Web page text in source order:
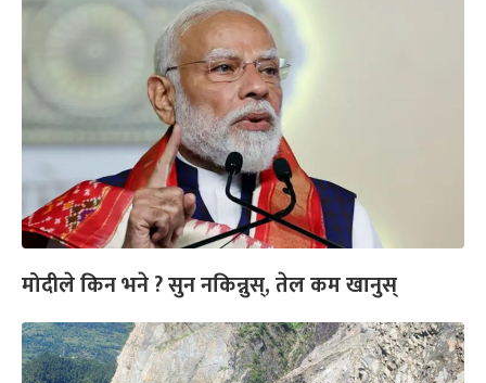
मोदीले किन भने ? सुन नकिन्नुस्, तेल कम खानुस्